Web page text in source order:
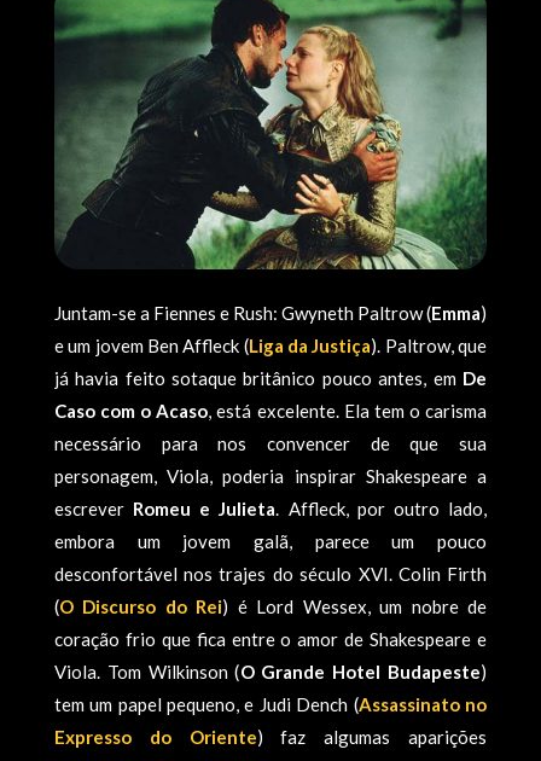
Juntam-se a Fiennes e Rush: Gwyneth Paltrow (Emma)
e um jovem Ben Affleck (Liga da Justiça). Paltrow, que
já havia feito sotaque britânico pouco antes, em De
Caso com o Acaso, está excelente. Ela tem o carisma
necessário para nos convencer de que sua
personagem, Viola, poderia inspirar Shakespeare a
escrever Romeu e Julieta. Affleck, por outro lado,
embora um jovem galã, parece um pouco
desconfortável nos trajes do século XVI. Colin Firth
(O Discurso do Rei) é Lord Wessex, um nobre de
coração frio que fica entre o amor de Shakespeare e
Viola. Tom Wilkinson (O Grande Hotel Budapeste)
tem um papel pequeno, e Judi Dench (Assassinato no
Expresso do Oriente) faz algumas aparições